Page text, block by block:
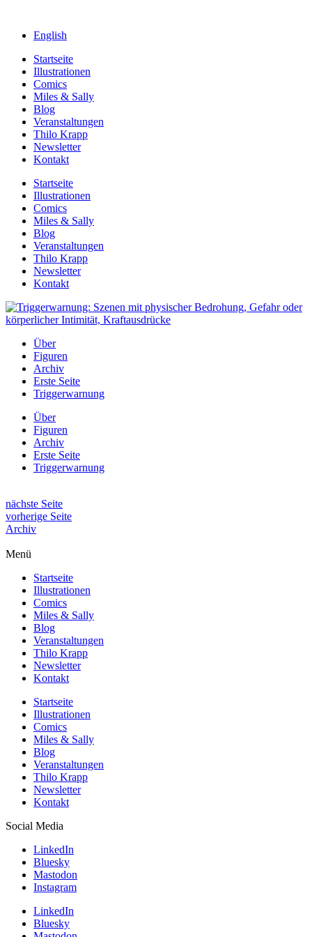
English
Startseite
Illustrationen
Comics
Miles & Sally
Blog
Veranstaltungen
Thilo Krapp
Newsletter
Kontakt
Startseite
Illustrationen
Comics
Miles & Sally
Blog
Veranstaltungen
Thilo Krapp
Newsletter
Kontakt
Über
Figuren
Archiv
Erste Seite
Triggerwarnung
Über
Figuren
Archiv
Erste Seite
Triggerwarnung
nächste Seite
vorherige Seite
Archiv
Menü
Startseite
Illustrationen
Comics
Miles & Sally
Blog
Veranstaltungen
Thilo Krapp
Newsletter
Kontakt
Startseite
Illustrationen
Comics
Miles & Sally
Blog
Veranstaltungen
Thilo Krapp
Newsletter
Kontakt
Social Media
LinkedIn
Bluesky
Mastodon
Instagram
LinkedIn
Bluesky